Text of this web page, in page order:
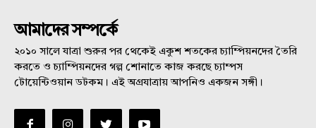
আমাদের সম্পর্কে
২০১০ সালে যাত্রা শুরুর পর থেকেই একুশ শতকের চ্যাম্পিয়নদের তৈরি
করতে ও চ্যাম্পিয়নদের গল্প শোনাতে কাজ করছে চ্যাম্পস
টোয়েন্টিওয়ান ডটকম। এই অগ্রযাত্রায় আপনিও একজন সঙ্গী।